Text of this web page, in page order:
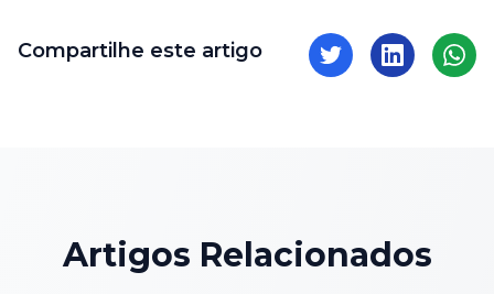
Compartilhe este artigo
Artigos Relacionados